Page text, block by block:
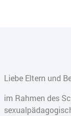
Liebe Eltern und
im Rahmen des